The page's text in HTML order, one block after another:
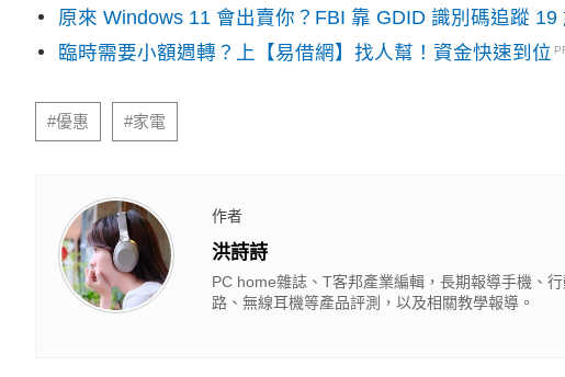
原來 Windows 11 會出賣你？FBI 靠 GDID 識別碼追蹤
臨時需要小額週轉？上【易借網】找人幫！資金快速到位
#優惠 #家電
作者
洪詩詩
PC home雜誌、T客邦產業編輯，長期報導手機、
路、無線耳機等產品評測，以及相關教學報導。